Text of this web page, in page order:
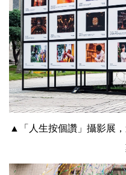
▲「人生按個讚」攝影展